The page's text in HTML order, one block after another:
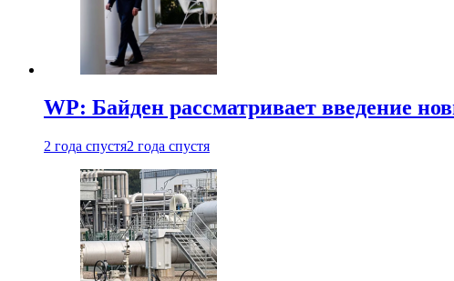
WP: Байден рассматривает введение
2 года спустя2 года спустя